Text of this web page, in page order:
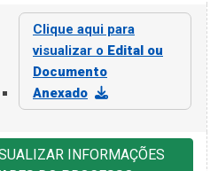
Clique aqui para
visualizar o Edital ou
Documento
Anexado
INFORMAÇÕES